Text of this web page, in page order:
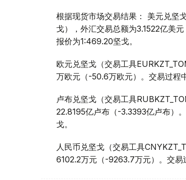
根据现货市场交易结果： 美元兑坚
戈），外汇交易总额为3.1522亿美
报价为1:469.20坚戈。
欧元兑坚戈（交易工具
万欧元（-50.6万欧元）。交易过程
卢布兑坚戈（交易工具
22.8195亿卢布（-3.3393亿卢布）
戈。
人民币兑坚戈（交易工具
6102.2万元（-9263.7万元）。交易